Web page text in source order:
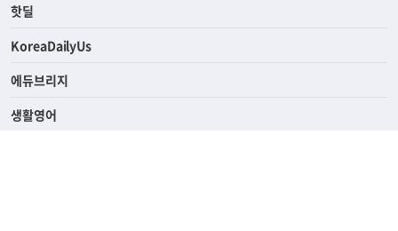
핫딜
KoreaDailyUs
에듀브리지
생활영어